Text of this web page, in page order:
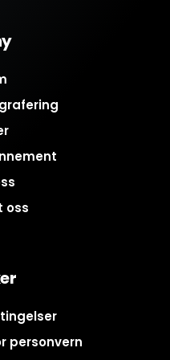
oss
personvern